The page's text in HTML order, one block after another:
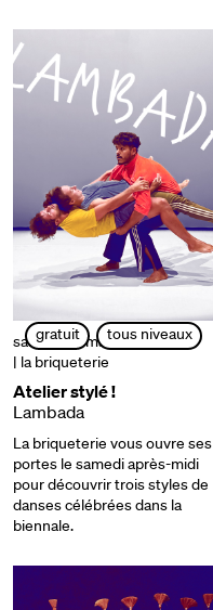
gratuit tous niveaux
samedi 29 mars | 15h à 17h
| la briqueterie
Atelier stylé !
Lambada
La briqueterie vous ouvre ses
portes le samedi après-midi
pour découvrir trois styles de
danses célébrées dans la
biennale.